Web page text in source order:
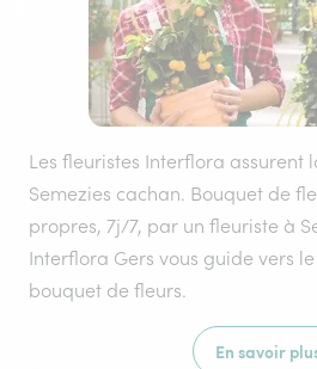
Les fleuristes Interflora assurent
Semezies cachan. Bouquet de
propres, 7j/7, par un fleuriste à
Interflora Gers vous guide vers
bouquet de fleurs.
En savoir